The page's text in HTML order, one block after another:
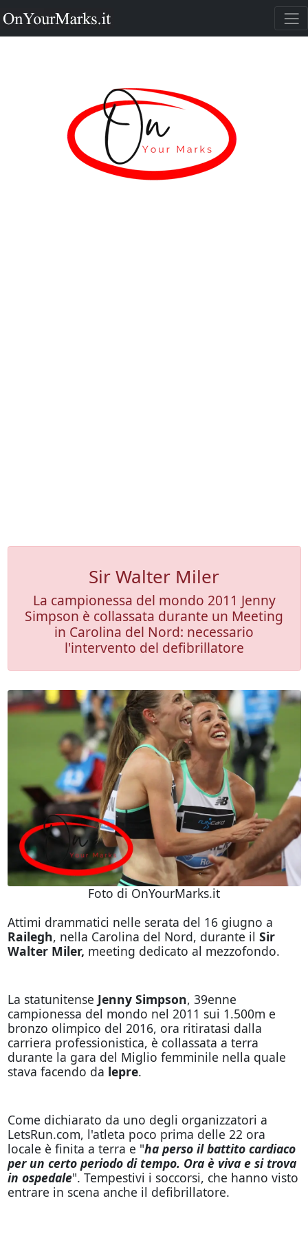
Sir Walter Miler
La campionessa del mondo 2011 Jenny
Simpson è collassata durante un Meeting
in Carolina del Nord: necessario
l'intervento del defibrillatore
Foto di OnYourMarks.it
Attimi drammatici nelle serata del 16 giugno a
Railegh, nella Carolina del Nord, durante il Sir
Walter Miler, meeting dedicato al mezzofondo.
La statunitense Jenny Simpson, 39enne
campionessa del mondo nel 2011 sui 1.500m e
bronzo olimpico del 2016, ora ritiratasi dalla
carriera professionistica, è collassata a terra
durante la gara del Miglio femminile nella quale
stava facendo da lepre.
Come dichiarato da uno degli organizzatori a
LetsRun.com, l'atleta poco prima delle 22 ora
locale è finita a terra e "ha perso il battito cardiaco
per un certo periodo di tempo. Ora è viva e si trova
in ospedale". Tempestivi i soccorsi, che hanno visto
entrare in scena anche il defibrillatore.